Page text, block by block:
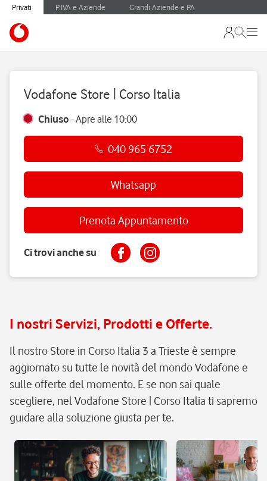
Privati P.IVA e Aziende Grandi Aziende e PA
Vodafone Store | Corso Italia
Chiuso -Apre alle 10:00
040 965 6752
Whatsapp
Prenota Appuntamento
Ci trovi anche su
I nostri Servizi, Prodotti e Offerte.
Il nostro Store in Corso Italia 3 a Trieste è sempre
aggiornato su tutte le novità del mondo Vodafone e
sulle offerte del momento. E se non sai quale
scegliere, nel Vodafone Store | Corso Italia ti sapremo
guidare alla soluzione giusta per te.